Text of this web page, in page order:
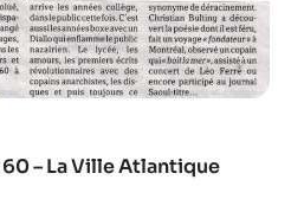
– La Ville Atlantique